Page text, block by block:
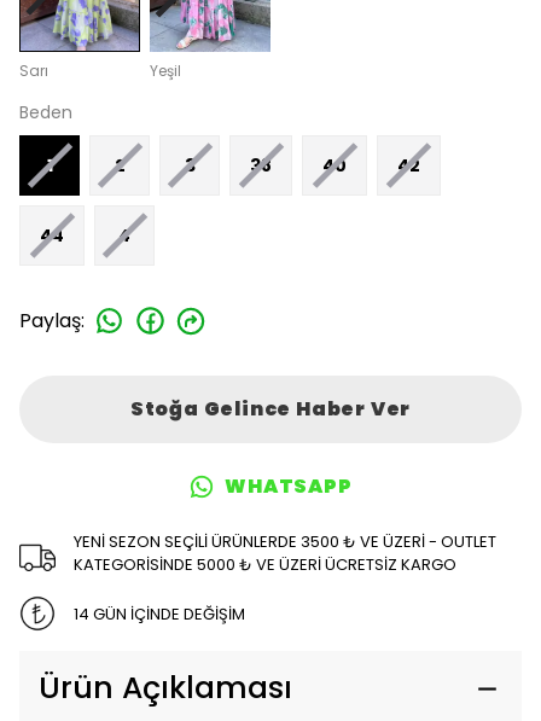
Sarı Yeşil
Beden
1 2 3 38 40 42
44 4
Paylaş:
Stoğa Gelince Haber Ver
WHATSAPP
YENİ SEZON SEÇİLİ ÜRÜNLERDE 3500 ₺ VE ÜZERİ - OUTLET
KATEGORİSİNDE 5000 ₺ VE ÜZERİ ÜCRETSİZ KARGO
14 GÜN İÇİNDE DEĞİŞİM
Ürün Açıklaması